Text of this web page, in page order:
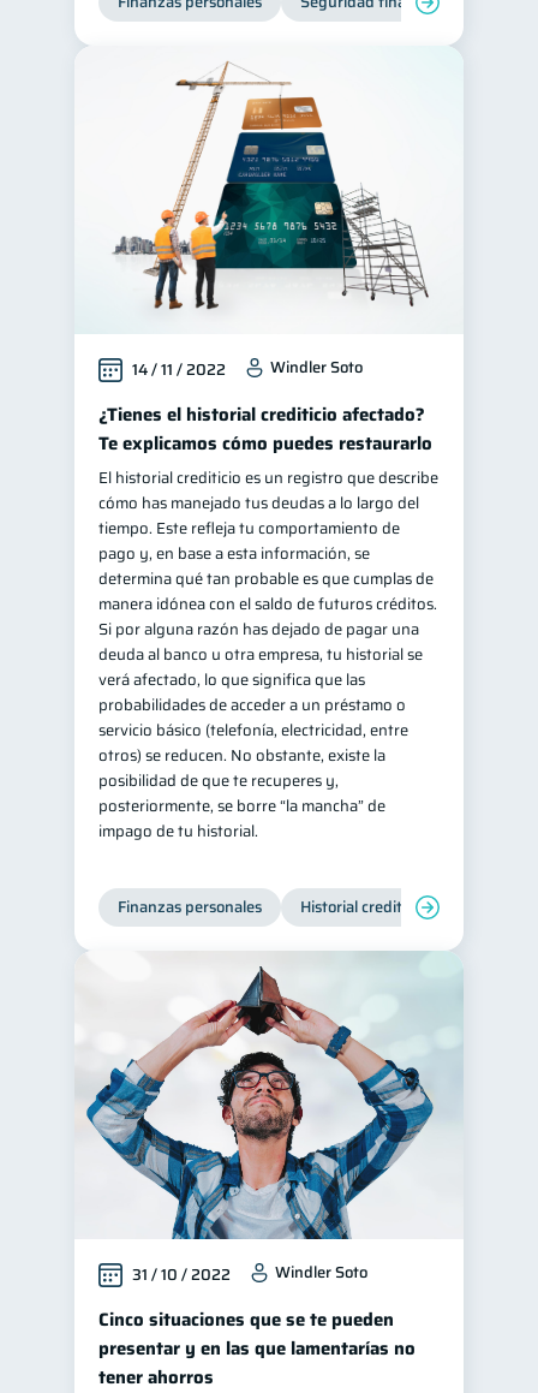
14 / 11 / 2022 Windler Soto
¿Tienes el historial crediticio afectado?
Te explicamos cómo puedes restaurarlo
El historial crediticio es un registro que describe
cómo has manejado tus deudas a lo largo del
tiempo. Este refleja tu comportamiento de
pago y, en base a esta información, se
determina qué tan probable es que cumplas de
manera idónea con el saldo de futuros créditos.
Si por alguna razón has dejado de pagar una
deuda al banco u otra empresa, tu historial se
verá afectado, lo que significa que las
probabilidades de acceder a un préstamo o
servicio básico (telefonía, electricidad, entre
otros) se reducen. No obstante, existe la
posibilidad de que te recuperes y,
posteriormente, se borre “la mancha” de
impago de tu historial.
Finanzas personales Historial crediticio
31 / 10 / 2022 Windler Soto
Cinco situaciones que se te pueden
presentar y en las que lamentarías no
tener ahorros